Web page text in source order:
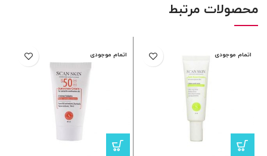
محصولات مرتبط
اتمام موجودی اتمام موجودی